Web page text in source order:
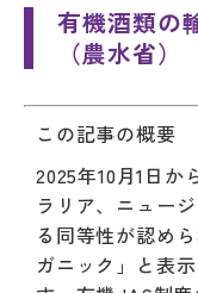
有機酒類の
（農水省）
この記事の概要
2025年10月1日か
ラリア、ニュー
る同等性が認め
ガニック」と表